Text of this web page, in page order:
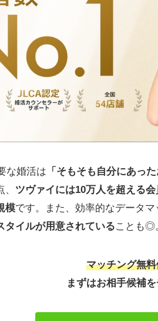
相談所（miyakon）
こん）
マリアージュ
愛
輝〜テルーレ〜
ウェブコン）北関東支店
支援センター（ベリーマッチング）
宮
な婚活は 「そもそも自分にあっ
ツヴァイには10万人を超える
模です。また、効率的なデータ
タイルが用意されていることも◎
マッチング無
まずはお相手候補を